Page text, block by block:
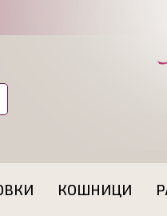
КОШНИЦИ